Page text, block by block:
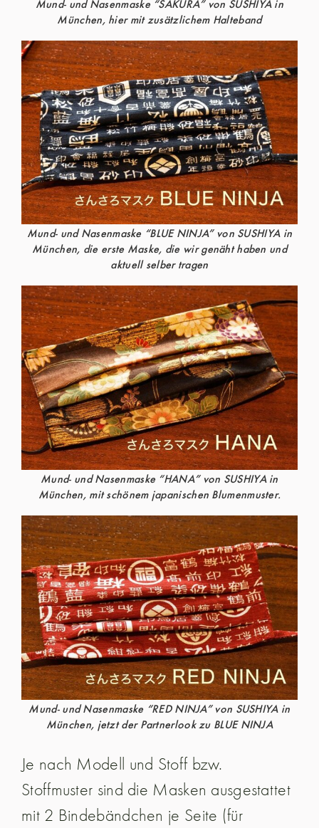
München, hier mit zusätzlichem Halteband
Mund- und Nasenmaske “BLUE NINJA” von SUSHIYA in
München, die erste Maske, die wir genäht haben und
aktuell selber tragen
Mund- und Nasenmaske “HANA” von SUSHIYA in
München, mit schönem japanischen Blumenmuster.
Mund- und Nasenmaske “RED NINJA” von SUSHIYA in
München, jetzt der Partnerlook zu BLUE NINJA
Je nach Modell und Stoff bzw.
Stoffmuster sind die Masken ausgestattet
mit 2 Bindebändchen je Seite (für